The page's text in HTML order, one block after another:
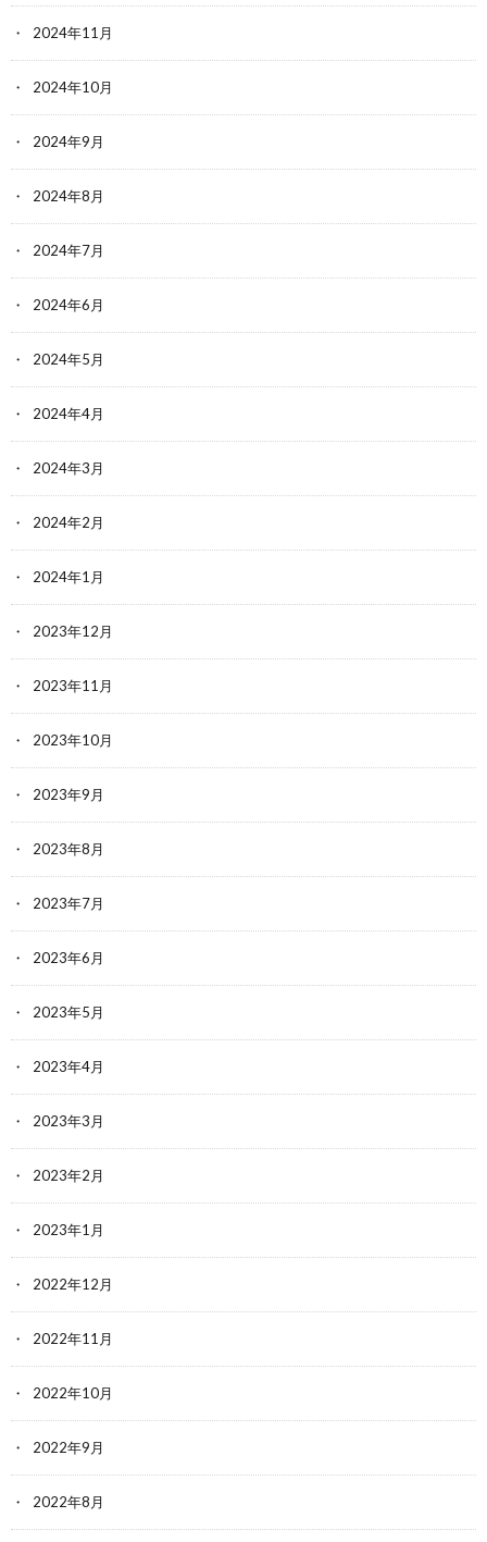
2024年11月
2024年10月
2024年9月
2024年8月
2024年7月
2024年6月
2024年5月
2024年4月
2024年3月
2024年2月
2024年1月
2023年12月
2023年11月
2023年10月
2023年9月
2023年8月
2023年7月
2023年6月
2023年5月
2023年4月
2023年3月
2023年2月
2023年1月
2022年12月
2022年11月
2022年10月
2022年9月
2022年8月